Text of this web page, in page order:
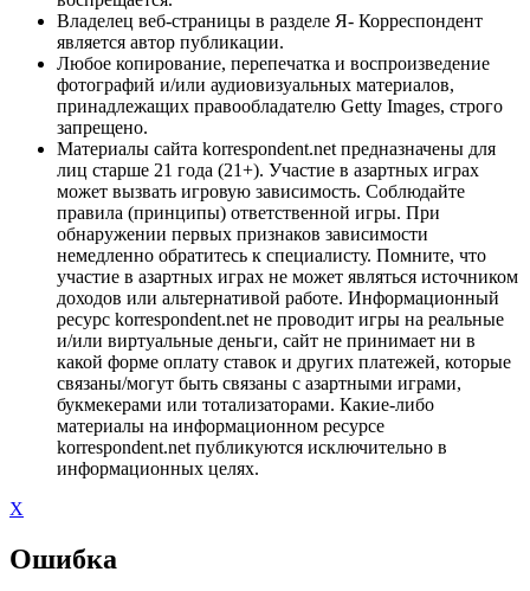
Владелец веб-страницы в разделе Я- Корреспондент
является автор публикации.
Любое копирование, перепечатка и воспроизведение
фотографий и/или аудиовизуальных материалов,
принадлежащих правообладателю Getty Images, строго
запрещено.
Материалы сайта korrespondent.net предназначены для
лиц старше 21 года (21+). Участие в азартных играх
может вызвать игровую зависимость. Соблюдайте
правила (принципы) ответственной игры. При
обнаружении первых признаков зависимости
немедленно обратитесь к специалисту. Помните, что
участие в азартных играх не может являться источником
доходов или альтернативой работе. Информационный
ресурс korrespondent.net не проводит игры на реальные
и/или виртуальные деньги, сайт не принимает ни в
какой форме оплату ставок и других платежей, которые
связаны/могут быть связаны с азартными играми,
букмекерами или тотализаторами. Какие-либо
материалы на информационном ресурсе
korrespondent.net публикуются исключительно в
информационных целях.
X
Ошибка